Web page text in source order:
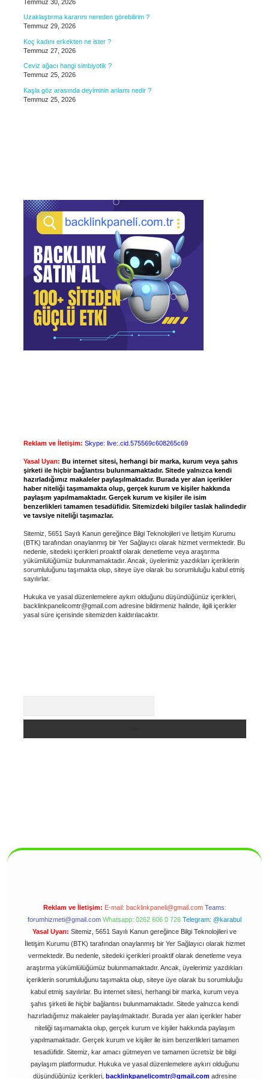
Temmuz 30, 2026
Uzaklaştırma kararını nereden görebilirim ?
Temmuz 29, 2026
Koç kadını erkekten ne ister ?
Temmuz 27, 2026
Ceviz ağacı hangi simbiyotik ?
Temmuz 25, 2026
Kaşla göz arasında deyiminin anlamı nedir ?
Temmuz 25, 2026
Reklam ve İletişim: Skype: live:.cid.575569c608265c69
Yasal Uyarı: Bu internet sitesi, herhangi bir marka, kurum veya şahıs
şirketi ile hiçbir bağlantısı bulunmamaktadır. Sitede yalnızca kendi
hazırladığımız makaleler paylaşılmaktadır. Burada yer alan içerikler
haber niteliği taşımamakta olup, gerçek kurum ve kişiler hakkında
paylaşım yapılmamaktadır. Gerçek kurum ve kişiler ile isim
benzerlikleri tamamen tesadüfidir. Sitemizdeki bilgiler taslak halindedir
ve tavsiye niteliği taşımazlar.
Sitemiz, 5651 Sayılı Kanun gereğince Bilgi Teknolojileri ve İletişim Kurumu
(BTK) tarafından onaylanmış bir Yer Sağlayıcı olarak hizmet vermektedir. Bu
nedenle, sitedeki içerikleri proaktif olarak denetleme veya araştırma
yükümlülüğümüz bulunmamaktadır. Ancak, üyelerimiz yazdıkları içeriklerin
sorumluluğunu taşımakta olup, siteye üye olarak bu sorumluluğu kabul etmiş
sayılırlar.
Hukuka ve yasal düzenlemelere aykırı olduğunu düşündüğünüz içerikleri,
backlinkpanelicomtr@gmail.comadresine bildirmeniz halinde, ilgili içerikler
yasal süre içerisinde sitemizden kaldırılacaktır.
Reklam ve İletişim: E-mail: backlinkpaneli@gmail.com Teams:
forumhizmeti@gmail.com Whatsapp: 0262 606 0 726 Telegram: @karabul
Yasal Uyarı: Sitemiz, 5651 Sayılı Kanun gereğince Bilgi Teknolojileri ve
İletişim Kurumu (BTK) tarafından onaylanmış bir Yer Sağlayıcı olarak hizmet
vermektedir. Bu nedenle, sitedeki içerikleri proaktif olarak denetleme veya
araştırma yükümlülüğümüz bulunmamaktadır. Ancak, üyelerimiz yazdıkları
içeriklerin sorumluluğunu taşımakta olup, siteye üye olarak bu sorumluluğu
kabul etmiş sayılırlar. Bu internet sitesi, herhangi bir marka, kurum veya
şahıs şirketi ile hiçbir bağlantısı bulunmamaktadır. Sitede yalnızca kendi
hazırladığımız makaleler paylaşılmaktadır. Burada yer alan içerikler haber
niteliği taşımamakta olup, gerçek kurum ve kişiler hakkında paylaşım
yapılmamaktadır. Gerçek kurum ve kişiler ile isim benzerlikleri tamamen
tesadüfidir. Sitemiz, kar amacı gütmeyen ve tamamen ücretsiz bir bilgi
paylaşım platformudur. Hukuka ve yasal düzenlemelere aykırı olduğunu
düşündüğünüz içerikleri, backlinkpanelicomtr@gmail.comadresine